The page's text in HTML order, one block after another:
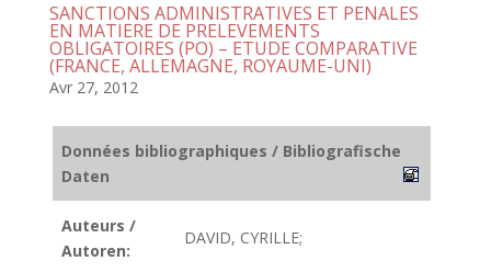
SANCTIONS ADMINISTRATIVES ET PENALES
EN MATIERE DE PRELEVEMENTS
OBLIGATOIRES (PO) – ETUDE COMPARATIVE
(FRANCE, ALLEMAGNE, ROYAUME-UNI)
Avr 27, 2012
Données bibliographiques / Bibliografische
Daten
Auteurs /
Autoren:
DAVID, CYRILLE;